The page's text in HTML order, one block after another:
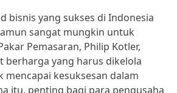
bisnis yang sukses di Indonesia
sangat mungkin untuk
Pemasaran, Philip Kotler,
berharga yang harus dikelola
mencapai kesuksesan dalam
itu, penting bagi para pengusaha